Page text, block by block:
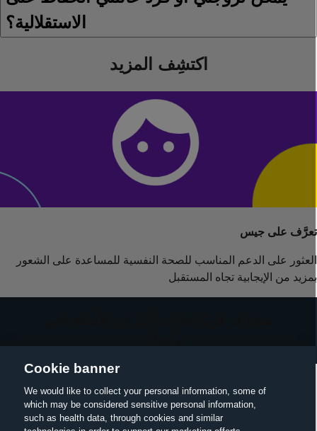
الاستقلالية؟
اكتشِف المزيد
على جيس
على الدعم المناسب للصحة النفسية للمساعدة على الشعور
من الإيجابية تجاه المستقبل
Cookie banner
We would like to collect your personal information, some of
which may be considered sensitive personal information,
such as health data, through cookies and similar